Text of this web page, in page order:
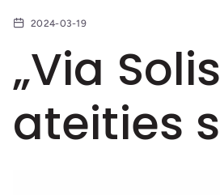
2024-03-19
„Via
ateities